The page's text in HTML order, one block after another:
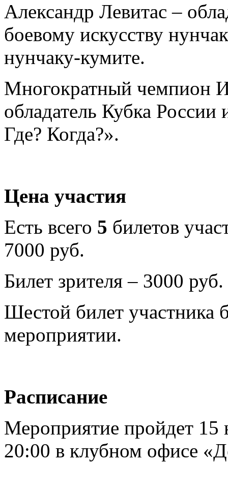
Александр Левитас –
боевому искусству
нунчаку-кумите.
Многократный чемпион
обладатель Кубка
Где? Когда?».
Цена участия
Есть всего 5 билетов
7000 руб.
Билет зрителя – 3000 руб.
Шестой билет участника
мероприятии.
Расписание
Мероприятие пройдет 15
20:00 в клубном офисе